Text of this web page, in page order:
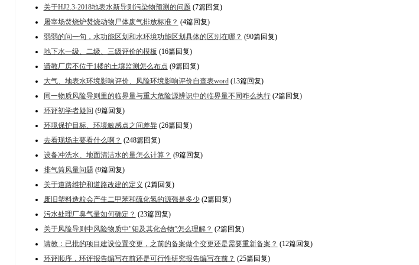
关于HJ2.3-2018地表水新导则污染物预测的问题 (7篇回复)
屠宰场焚烧炉焚烧动物尸体废气排放标准？ (4篇回复)
弱弱的问一句，水功能区划和水环境功能区划具体的区别在哪？ (90篇回复)
地下水一级、二级、三级评价的模板 (16篇回复)
请教厂房不位于1楼的土壤监测怎么布点 (9篇回复)
大气、地表水环境影响评价、风险环境影响评价自查表word(13篇回复)
同一物质风险导则里的临界量与重大危险源辨识中的临界量不同咋么执行(2篇回复)
环评初学者疑问 (9篇回复)
环境保护目标、环境敏感点之间差异(26篇回复)
去看现场主要看什么啊？ (248篇回复)
设备冲洗水、地面清洁水的量怎么计算？ (9篇回复)
排气筒风量问题 (9篇回复)
关于道路维护和道路改建的定义 (2篇回复)
废旧塑料造粒会产生二甲苯和硫化氢的源强是多少(2篇回复)
污水处理厂臭气量如何确定？ (23篇回复)
关于风险导则中风险物质中"钼及其化合物”怎么理解？ (2篇回复)
请教：已批的项目建设位置变更，之前的备案做个变更还是需要重新备案？ (12篇回复)
环评顺序，环评报告编写在前还是可行性研究报告编写在前？ (25篇回复)